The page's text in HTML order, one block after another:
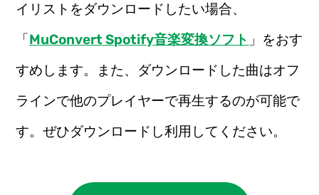
イリストをダウンロードしたい場合、
「MuConvert Spotify音楽変換ソフト 」をおす
すめします。また、ダウンロードした曲はオフ
ラインで他のプレイヤーで再生するのが可能で
す。ぜひダウンロードし利用してください。